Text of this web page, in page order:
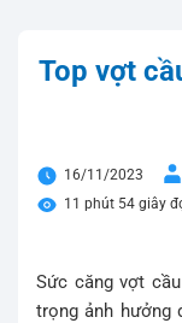
Top vợt
16/11/2023
11 phút 54 giây
Sức căng vợt
trọng ảnh hưởng